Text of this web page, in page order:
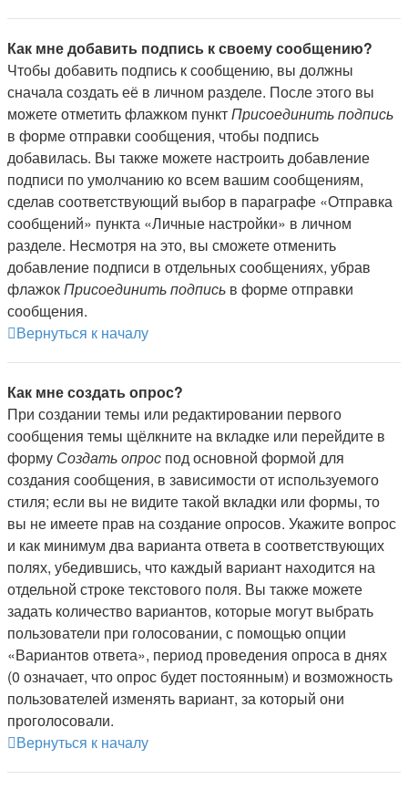
Как мне добавить подпись к своему сообщению?
Чтобы добавить подпись к сообщению, вы должны
сначала создать её в личном разделе. После этого вы
можете отметить флажком пунктПрисоединить подпись
в форме отправки сообщения, чтобы подпись
добавилась. Вы также можете настроить добавление
подписи по умолчанию ко всем вашим сообщениям,
сделав соответствующий выбор в параграфе «Отправка
сообщений» пункта «Личные настройки» в личном
разделе. Несмотря на это, вы сможете отменить
добавление подписи в отдельных сообщениях, убрав
флажокПрисоединить подпись в форме отправки
сообщения.
Вернуться к началу
Как мне создать опрос?
При создании темы или редактировании первого
сообщения темы щёлкните на вкладке или перейдите в
форму Создать опрос под основной формой для
создания сообщения, в зависимости от используемого
стиля; если вы не видите такой вкладки или формы, то
вы не имеете прав на создание опросов. Укажите вопрос
и как минимум два варианта ответа в соответствующих
полях, убедившись, что каждый вариант находится на
отдельной строке текстового поля. Вы также можете
задать количество вариантов, которые могут выбрать
пользователи при голосовании, с помощью опции
«Вариантов ответа», период проведения опроса в днях
(0 означает, что опрос будет постоянным) и возможность
пользователей изменять вариант, за который они
проголосовали.
Вернуться к началу